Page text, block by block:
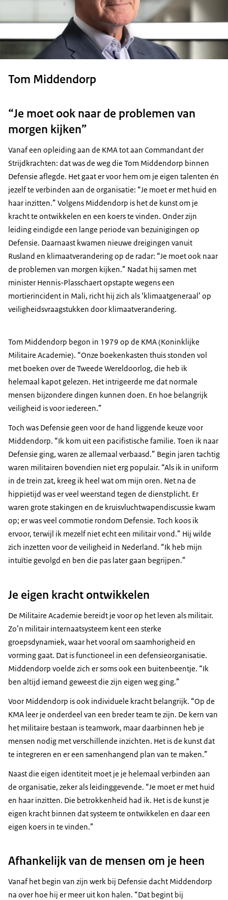
Tom Middendorp
“Je moet ook naar de problemen van
morgen kijken”
Vanaf een opleiding aan de KMA tot aan Commandant der
Strijdkrachten: dat was de weg die Tom Middendorp binnen
Defensie aflegde. Het gaat er voor hem om je eigen talenten én
jezelf te verbinden aan de organisatie: “Je moet er met huid en
haar inzitten.” Volgens Middendorp is het de kunst om je
kracht te ontwikkelen en een koers te vinden. Onder zijn
leiding eindigde een lange periode van bezuinigingen op
Defensie. Daarnaast kwamen nieuwe dreigingen vanuit
Rusland en klimaatverandering op de radar: “Je moet ook naar
de problemen van morgen kijken.” Nadat hij samen met
minister Hennis-Plasschaert opstapte wegens een
mortierincident in Mali, richt hij zich als ‘klimaatgeneraal’ op
veiligheidsvraagstukken door klimaatverandering.
Tom Middendorp begon in 1979 op de KMA (Koninklijke
Militaire Academie). “Onze boekenkasten thuis stonden vol
met boeken over de Tweede Wereldoorlog, die heb ik
helemaal kapot gelezen. Het intrigeerde me dat normale
mensen bijzondere dingen kunnen doen. En hoe belangrijk
veiligheid is voor iedereen.”
Toch was Defensie geen voor de hand liggende keuze voor
Middendorp. “Ik kom uit een pacifistische familie. Toen ik naar
Defensie ging, waren ze allemaal verbaasd.” Begin jaren tachtig
waren militairen bovendien niet erg populair. “Als ik in uniform
in de trein zat, kreeg ik heel wat om mijn oren. Net na de
hippietijd was er veel weerstand tegen de dienstplicht. Er
waren grote stakingen en de kruisvluchtwapendiscussie kwam
op; er was veel commotie rondom Defensie. Toch koos ik
ervoor, terwijl ik mezelf niet echt een militair vond.” Hij wilde
zich inzetten voor de veiligheid in Nederland. “Ik heb mijn
intuïtie gevolgd en ben die pas later gaan begrijpen.”
Je eigen kracht ontwikkelen
De Militaire Academie bereidt je voor op het leven als militair.
Zo’n militair internaatsysteem kent een sterke
groepsdynamiek, waar het vooral om saamhorigheid en
vorming gaat. Dat is functioneel in een defensieorganisatie.
Middendorp voelde zich er soms ook een buitenbeentje. “Ik
ben altijd iemand geweest die zijn eigen weg ging.”
Voor Middendorp is ook individuele kracht belangrijk. “Op de
KMA leer je onderdeel van een breder team te zijn. De kern van
het militaire bestaan is teamwork, maar daarbinnen heb je
mensen nodig met verschillende inzichten. Het is de kunst dat
te integreren en er een samenhangend plan van te maken.”
Naast die eigen identiteit moet je je helemaal verbinden aan
de organisatie, zeker als leidinggevende. “Je moet er met huid
en haar inzitten. Die betrokkenheid had ik. Het is de kunst je
eigen kracht binnen dat systeem te ontwikkelen en daar een
eigen koers in te vinden.”
Afhankelijk van de mensen om je heen
Vanaf het begin van zijn werk bij Defensie dacht Middendorp
na over hoe hij er meer uit kon halen. “Dat begint bij